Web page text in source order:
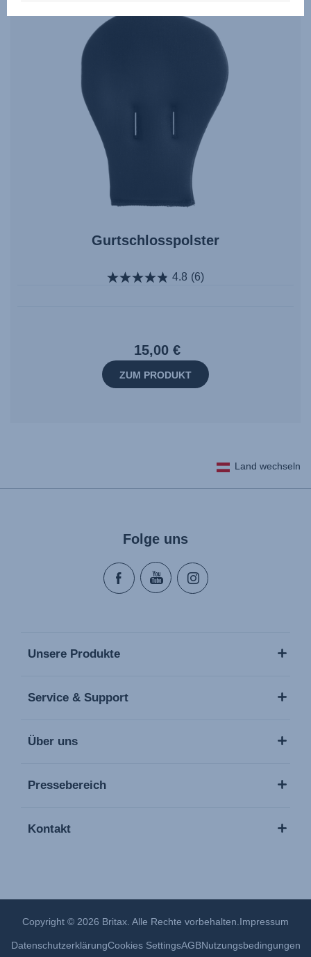
Gurtschlosspolster
4.8 (6)
15,00 €
ZUM PRODUKT
Land wechseln
Folge uns
Unsere Produkte
Service & Support
Über uns
Pressebereich
Kontakt
Copyright © 2026 Britax. Alle Rechte vorbehalten. Impressum
DatenschutzerklärungCookies SettingsAGBNutzungsbedingungen